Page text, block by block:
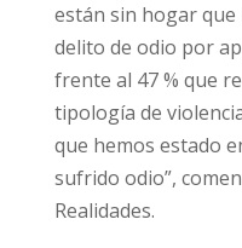
están sin hogar que
delito de odio por
frente al 47 % que
tipología de
que hemos estado
sufrido odio”,
Realidades.